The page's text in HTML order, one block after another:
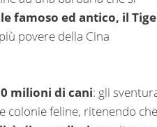
famoso ed antico, il
povere della Cina
milioni di cani: gli
colonie feline, ritenendo che